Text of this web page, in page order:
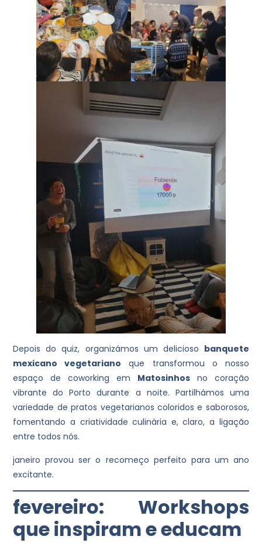
Depois do quiz, organizámos um delicioso banquete
mexicano vegetariano que transformou o nosso
espaço de coworking em Matosinhosno coração
vibrante do Porto durante a noite. Partilhámos uma
variedade de pratos vegetarianos coloridos e saborosos,
fomentando a criatividade culinária e, claro, a ligação
entre todos nós.
janeiro provou ser o recomeço perfeito para um ano
excitante.
fevereiro: Workshops
que inspiram e educam